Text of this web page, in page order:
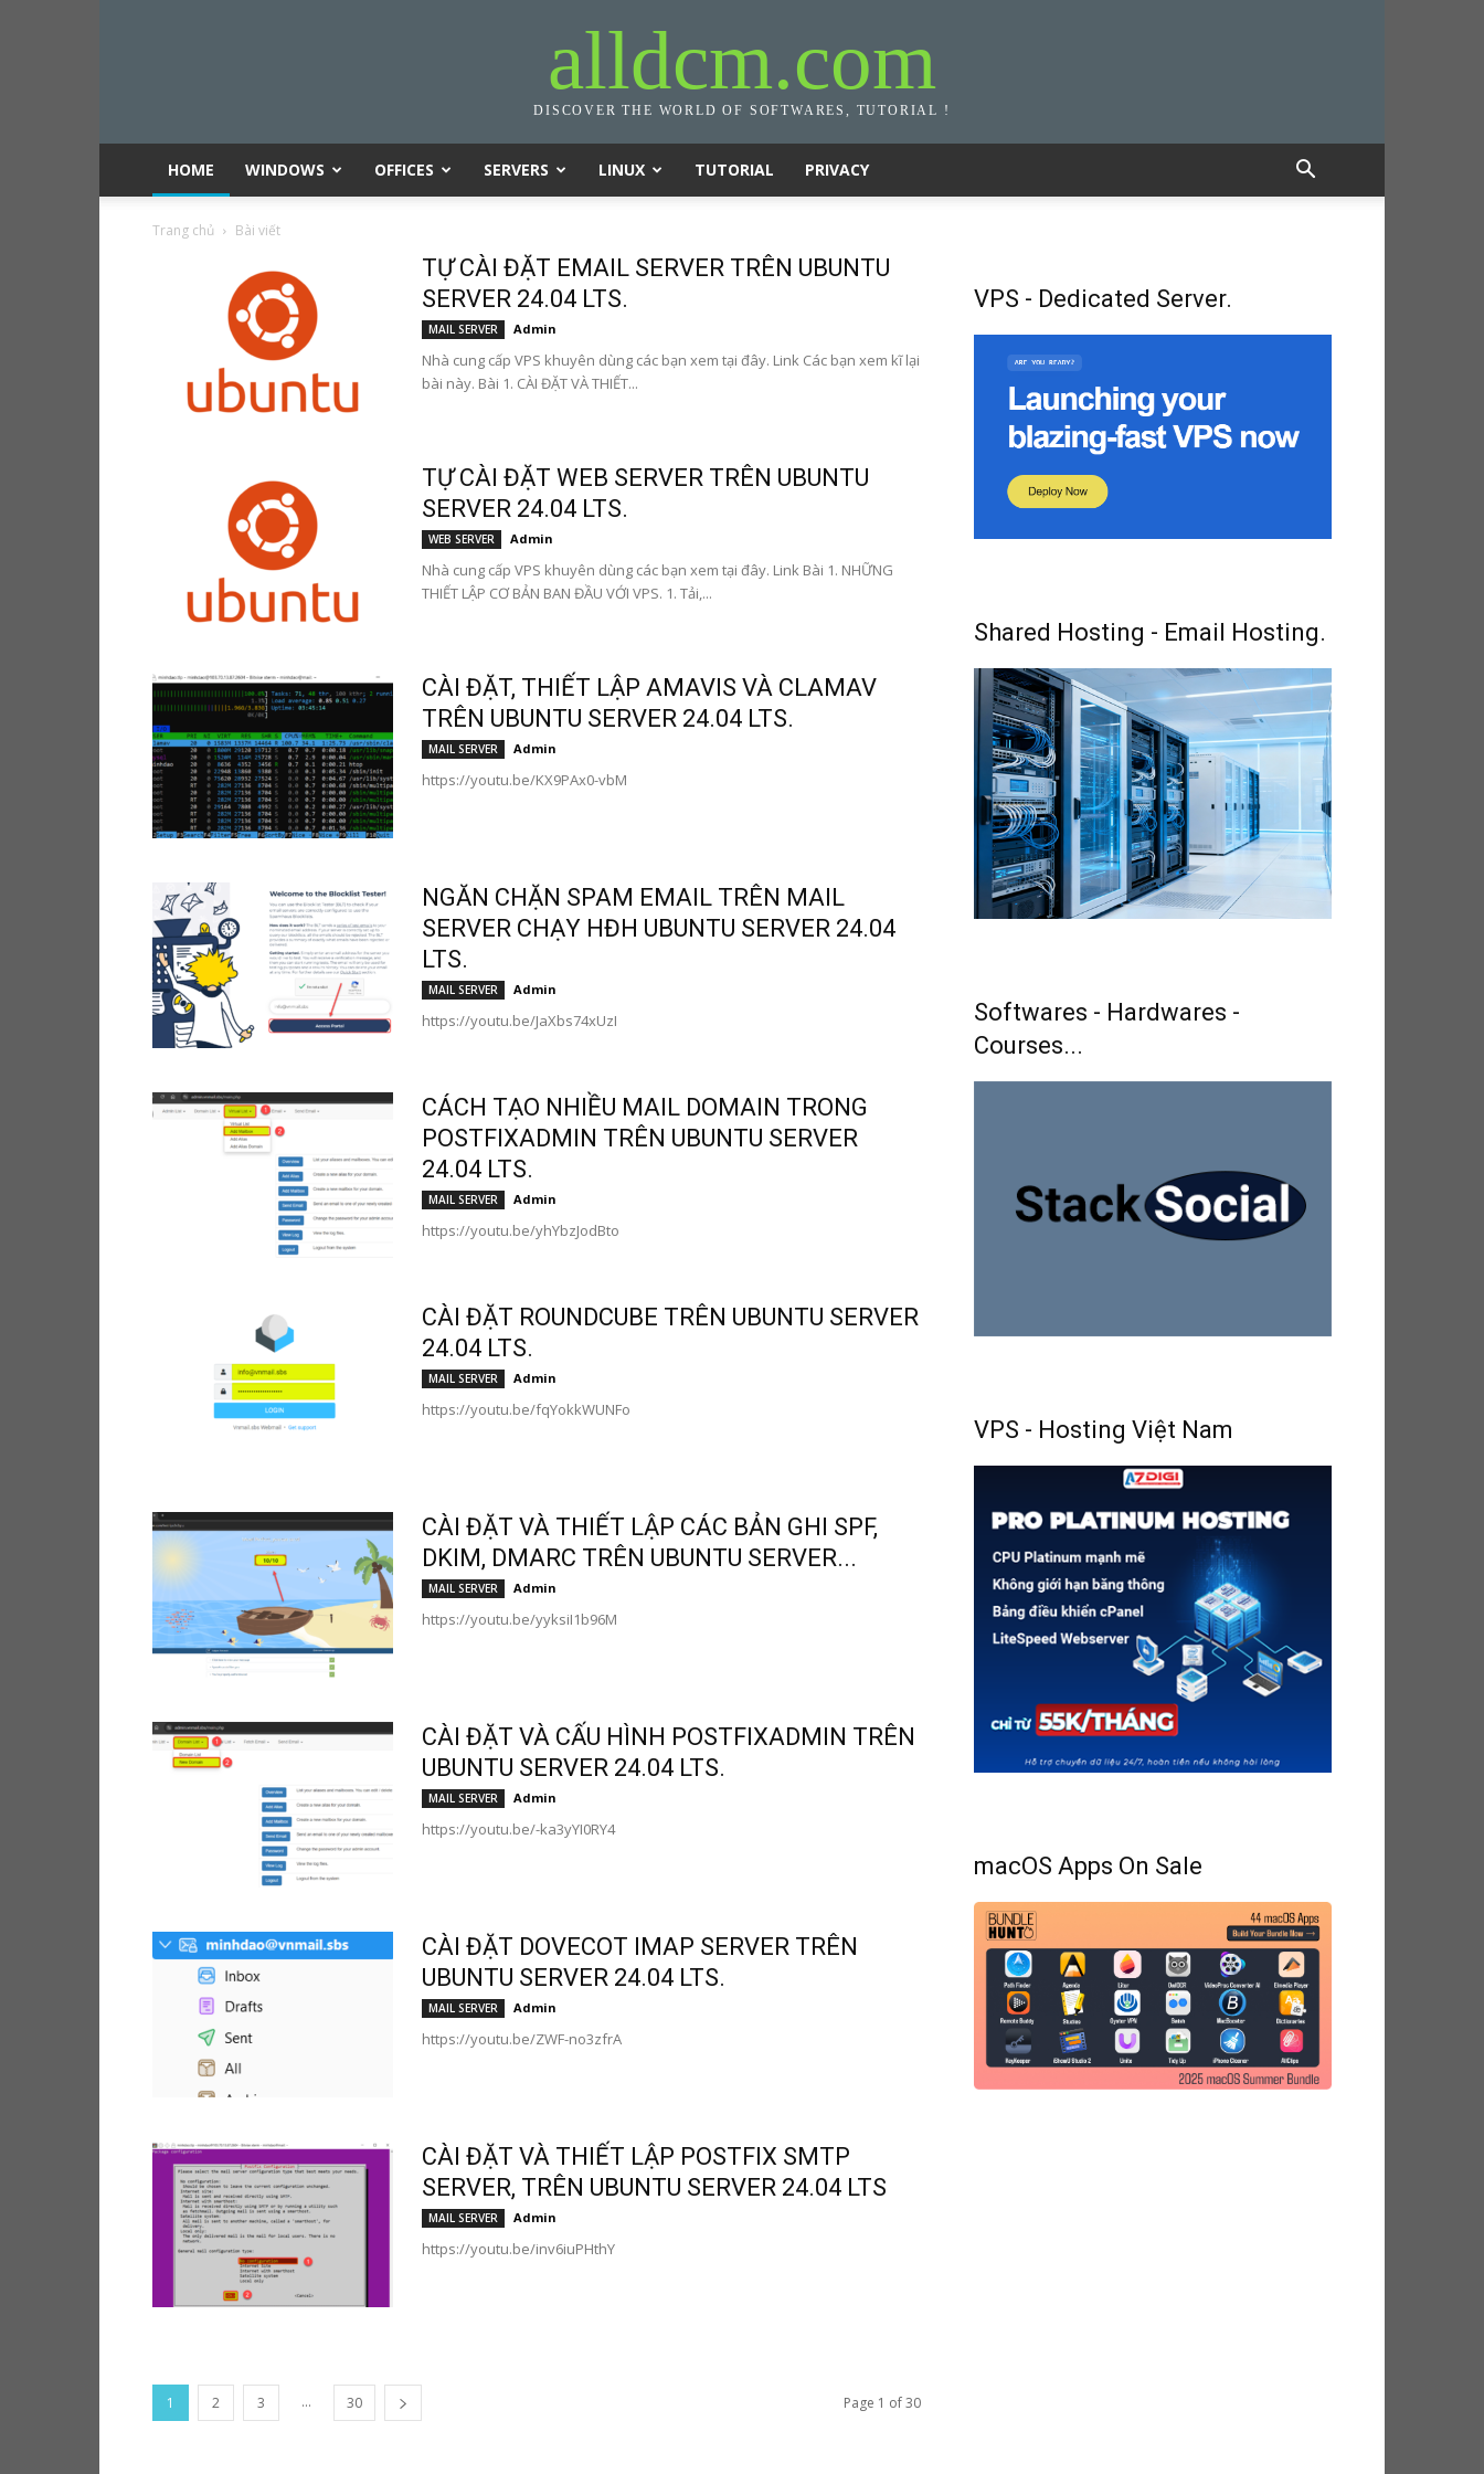
alldcm.com
DISCOVER THE WORLD OF SOFTWARES, TUTORIAL !
HOME WINDOWS OFFICES SERVERS LINUX TUTORIAL PRIVACY
Trang chủ Bài viết
TỰ CÀI ĐẶT EMAIL SERVER TRÊN UBUNTU
SERVER 24.04 LTS.
MAIL SERVER Admin
Nhà cung cấp VPS khuyên dùng các bạn xem tại đây. Link Các bạn xem kĩ lại
bài này. Bài 1. CÀI ĐẶT VÀ THIẾT...
TỰ CÀI ĐẶT WEB SERVER TRÊN UBUNTU
SERVER 24.04 LTS.
WEB SERVER Admin
Nhà cung cấp VPS khuyên dùng các bạn xem tại đây. Link Bài 1. NHỮNG
THIẾT LẬP CƠ BẢN BAN ĐẦU VỚI VPS. 1. Tải,...
CÀI ĐẶT, THIẾT LẬP AMAVIS VÀ CLAMAV
TRÊN UBUNTU SERVER 24.04 LTS.
MAIL SERVER Admin
https://youtu.be/KX9PAx0-vbM
NGĂN CHẶN SPAM EMAIL TRÊN MAIL
SERVER CHẠY HĐH UBUNTU SERVER 24.04
LTS.
MAIL SERVER Admin
https://youtu.be/JaXbs74xUzI
CÁCH TẠO NHIỀU MAIL DOMAIN TRONG
POSTFIXADMIN TRÊN UBUNTU SERVER
24.04 LTS.
MAIL SERVER Admin
https://youtu.be/yhYbzJodBto
CÀI ĐẶT ROUNDCUBE TRÊN UBUNTU SERVER
24.04 LTS.
MAIL SERVER Admin
https://youtu.be/fqYokkWUNFo
CÀI ĐẶT VÀ THIẾT LẬP CÁC BẢN GHI SPF,
DKIM, DMARC TRÊN UBUNTU SERVER...
MAIL SERVER Admin
https://youtu.be/yyksiI1b96M
CÀI ĐẶT VÀ CẤU HÌNH POSTFIXADMIN TRÊN
UBUNTU SERVER 24.04 LTS.
MAIL SERVER Admin
https://youtu.be/-ka3yYI0RY4
CÀI ĐẶT DOVECOT IMAP SERVER TRÊN
UBUNTU SERVER 24.04 LTS.
MAIL SERVER Admin
https://youtu.be/ZWF-no3zfrA
CÀI ĐẶT VÀ THIẾT LẬP POSTFIX SMTP
SERVER, TRÊN UBUNTU SERVER 24.04 LTS
MAIL SERVER Admin
https://youtu.be/inv6iuPHthY
1 2 3 ... 30 Page 1 of 30
VPS - Dedicated Server.
Shared Hosting - Email Hosting.
Softwares - Hardwares -
Courses...
VPS - Hosting Việt Nam
macOS Apps On Sale